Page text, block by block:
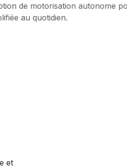
de motorisation autonome
au quotidien.
et